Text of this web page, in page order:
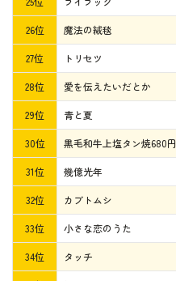
26位 魔法の絨毯
27位 トリセツ
28位 愛を伝えたいだとか
29位 青と夏
30位 黒毛和牛上塩タン焼680円
31位 幾億光年
32位 カブトムシ
33位 小さな恋のうた
34位 タッチ